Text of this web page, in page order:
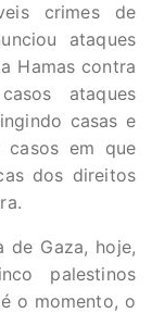
crimes de
ataques
Hamas contra
ataques
casas e
casos em que
dos direitos
de Gaza, hoje,
palestinos
o momento, o